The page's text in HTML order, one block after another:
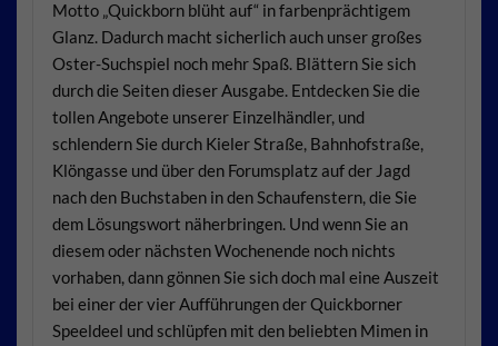
Motto „Quickborn blüht auf“ in farbenprächtigem
Glanz. Dadurch macht sicherlich auch unser großes
Oster-Suchspiel noch mehr Spaß. Blättern Sie sich
durch die Seiten dieser Ausgabe. Entdecken Sie die
tollen Angebote unserer Einzelhändler, und
schlendern Sie durch Kieler Straße, Bahnhofstraße,
Klöngasse und über den Forumsplatz auf der Jagd
nach den Buchstaben in den Schaufenstern, die Sie
dem Lösungswort näherbringen. Und wenn Sie an
diesem oder nächsten Wochenende noch nichts
vorhaben, dann gönnen Sie sich doch mal eine Auszeit
bei einer der vier Aufführungen der Quickborner
Speeldeel und schlüpfen mit den beliebten Mimen in